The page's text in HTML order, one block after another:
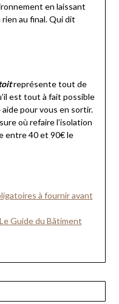
en laissant
rien au final. Qui dit
représente tout de
est tout à fait possible
pour vous en sortir.
où refaire l’isolation
entre 40 et 90€ le
à fournir avant
Guide du Bâtiment